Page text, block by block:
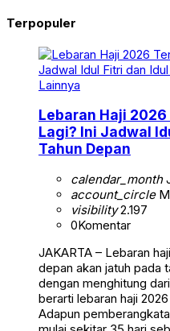
Terpopuler
Lainnya
Lebaran Haji
Lagi? Ini Jadwal
Tahun Depan
calendar_month
account_circle
visibility2.197
0Komentar
JAKARTA – Lebaran
depan akan jatuh pada
dengan menghitung
berarti lebaran haji
Adapun